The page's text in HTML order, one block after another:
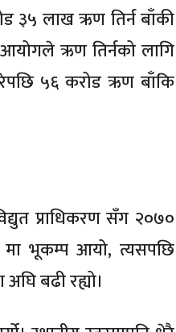
३५ लाख ऋण तिर्न बाँकी
ऋण तिर्नको लागि
५६ करोड ऋण बाँकि
प्राधिकरण सँग २०७०
मा भूकम्प आयो, त्यसपछि
बढी रह्यो।